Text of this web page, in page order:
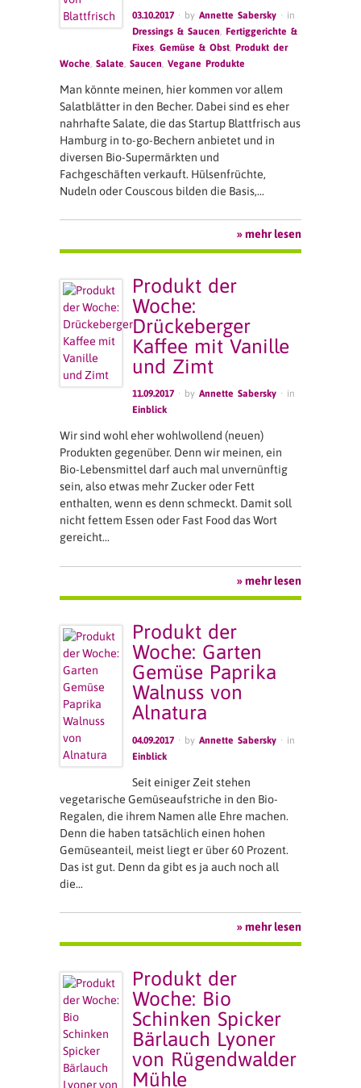
03.10.2017 · byAnnette Sabersky · in
Dressings & Saucen
Fertiggerichte &
Fixes ,Gemüse & Obst ,Produkt der
Woche Salate Saucen Vegane Produkte
Man könnte meinen, hier kommen vor allem
Salatblätter in den Becher. Dabei sind es eher
nahrhafte Salate, die das Startup Blattfrisch aus
Hamburg in to-go-Bechern anbietet und in
diversen Bio-Supermärkten und
Fachgeschäften verkauft. Hülsenfrüchte,
Nudeln oder Couscous bilden die Basis,…
» mehr lesen
Produkt der
Woche:
Drückeberger
Kaffee mit Vanille
und Zimt
11.09.2017 · byAnnette Sabersky · in
Einblick
Wir sind wohl eher wohlwollend (neuen)
Produkten gegenüber. Denn wir meinen, ein
Bio-Lebensmittel darf auch mal unvernünftig
sein, also etwas mehr Zucker oder Fett
enthalten, wenn es denn schmeckt. Damit soll
nicht fettem Essen oder Fast Food das Wort
gereicht…
» mehr lesen
Produkt der
Woche: Garten
Gemüse Paprika
Walnuss von
Alnatura
04.09.2017 · byAnnette Sabersky · in
Einblick
Seit einiger Zeit stehen
vegetarische Gemüseaufstriche in den Bio-
Regalen, die ihrem Namen alle Ehre machen.
Denn die haben tatsächlich einen hohen
Gemüseanteil, meist liegt er über 60 Prozent.
Das ist gut. Denn da gibt es ja auch noch all
die…
» mehr lesen
Produkt der
Woche: Bio
Schinken Spicker
Bärlauch Lyoner
von Rügendwalder
Mühle